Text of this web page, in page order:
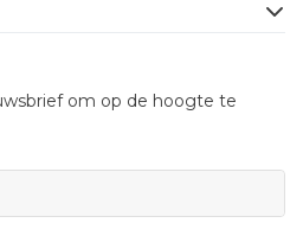
om op de hoogte te